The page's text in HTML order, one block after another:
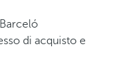
di acquisto e